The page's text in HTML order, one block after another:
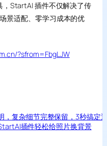
，StartAI 插件不仅解决了传
景适配、零学习成本的优
?sfrom=FbgLJW
，复杂细节完整保留，3秒搞定
插件轻松给照片换背景